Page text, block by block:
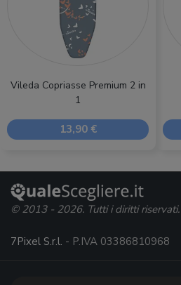
Vileda Copriasse Premium 2 in
1
13,90 €
© 2013 - 2026. Tutti i diritti riservati.
7Pixel S.r.l. - P.IVA 03386810968